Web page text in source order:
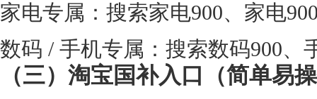
家电专属：搜索家电900、家电
数码 / 手机专属：搜索数码900、
（三）淘宝国补入口（简单易